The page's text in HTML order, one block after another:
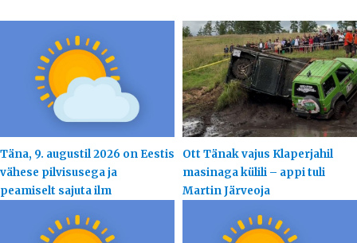
Täna, 9. augustil 2026 on Eestis
vähese pilvisusega ja
peamiselt sajuta ilm
Ott Tänak vajus Klaperjahil
masinaga külili – appi tuli
Martin Järveoja